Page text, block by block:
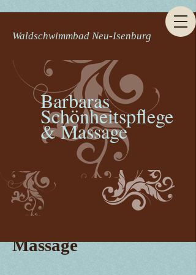
Waldschwimmbad Neu-Isenburg
Barbaras
Schönheitspflege
& Massage
Massage